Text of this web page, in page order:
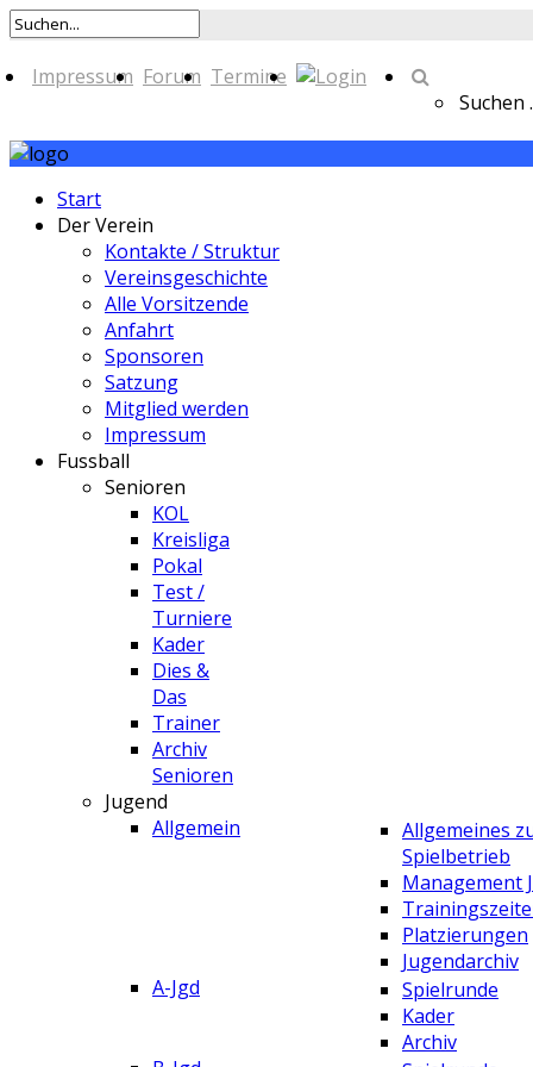
Impressum Forum Termine
Suchen
Start
Der Verein
Kontakte / Struktur
Vereinsgeschichte
Alle Vorsitzende
Anfahrt
Sponsoren
Satzung
Mitglied werden
Impressum
Fussball
Senioren
KOL
Kreisliga
Pokal
Test /
Turniere
Kader
Dies &
Das
Trainer
Archiv
Senioren
Jugend
Allgemein
Allgemeines
Spielbetrieb
Management
Platzierungen
Jugendarchiv
A-Jgd
Spielrunde
Kader
Archiv